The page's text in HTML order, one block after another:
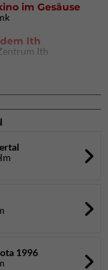
im Gesäuse
dem Ith
Ith
(Thalkirchen)
1996